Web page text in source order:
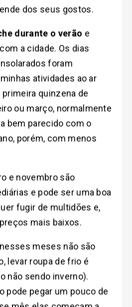
dos seus gostos.
durante o verão e
a cidade. Os dias
foram
atividades ao ar
primeira quinzena de
ou março, normalmente
bem parecido com o
porém, com menos
e novembro são
e pode ser uma boa
fugir de multidões e,
mais baixos.
meses não são
levar roupa de frio é
não sendo inverno).
pode pegar um pouco de